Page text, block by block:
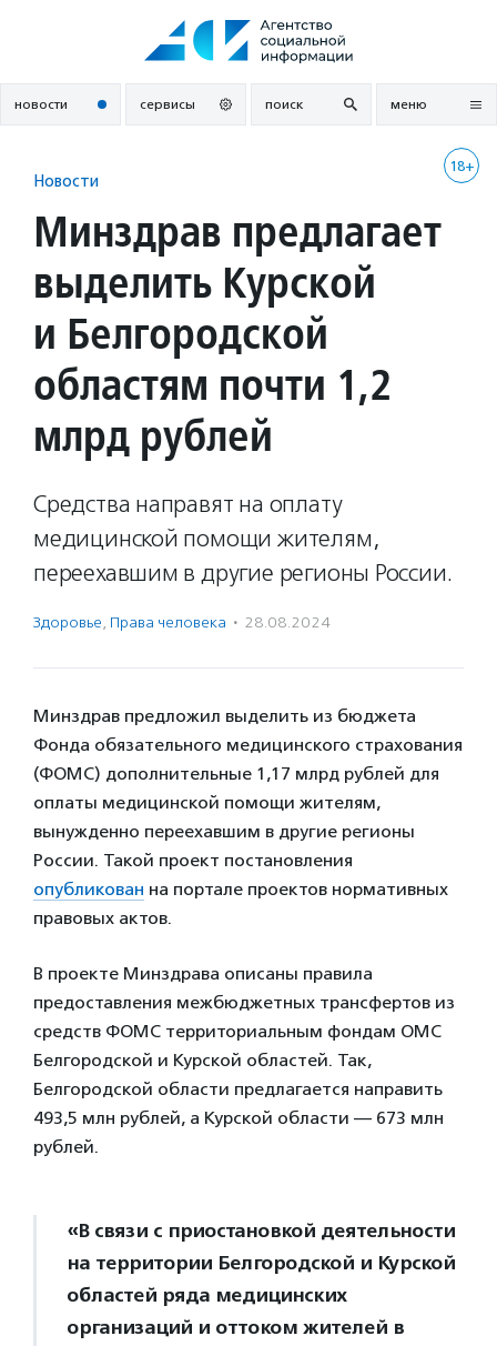
новости сервисы поиск меню
18+
Новости
Минздрав предлагает
выделить Курской
и Белгородской
областям почти 1,2
млрд рублей
Средства направят на оплату
медицинской помощи жителям,
переехавшим в другие регионы России.
Здоровье, Права человека · 28.08.2024
Минздрав предложил выделить из бюджета
Фонда обязательного медицинского страхования
(ФОМС) дополнительные 1,17 млрд рублей для
оплаты медицинской помощи жителям,
вынужденно переехавшим в другие регионы
России. Такой проект постановления
опубликован на портале проектов нормативных
правовых актов.
В проекте Минздрава описаны правила
предоставления межбюджетных трансфертов из
средств ФОМС территориальным фондам ОМС
Белгородской и Курской областей. Так,
Белгородской области предлагается направить
493,5 млн рублей, а Курской области — 673 млн
рублей.
«В связи с приостановкой деятельности
на территории Белгородской и Курской
областей ряда медицинских
организаций и оттоком жителей в